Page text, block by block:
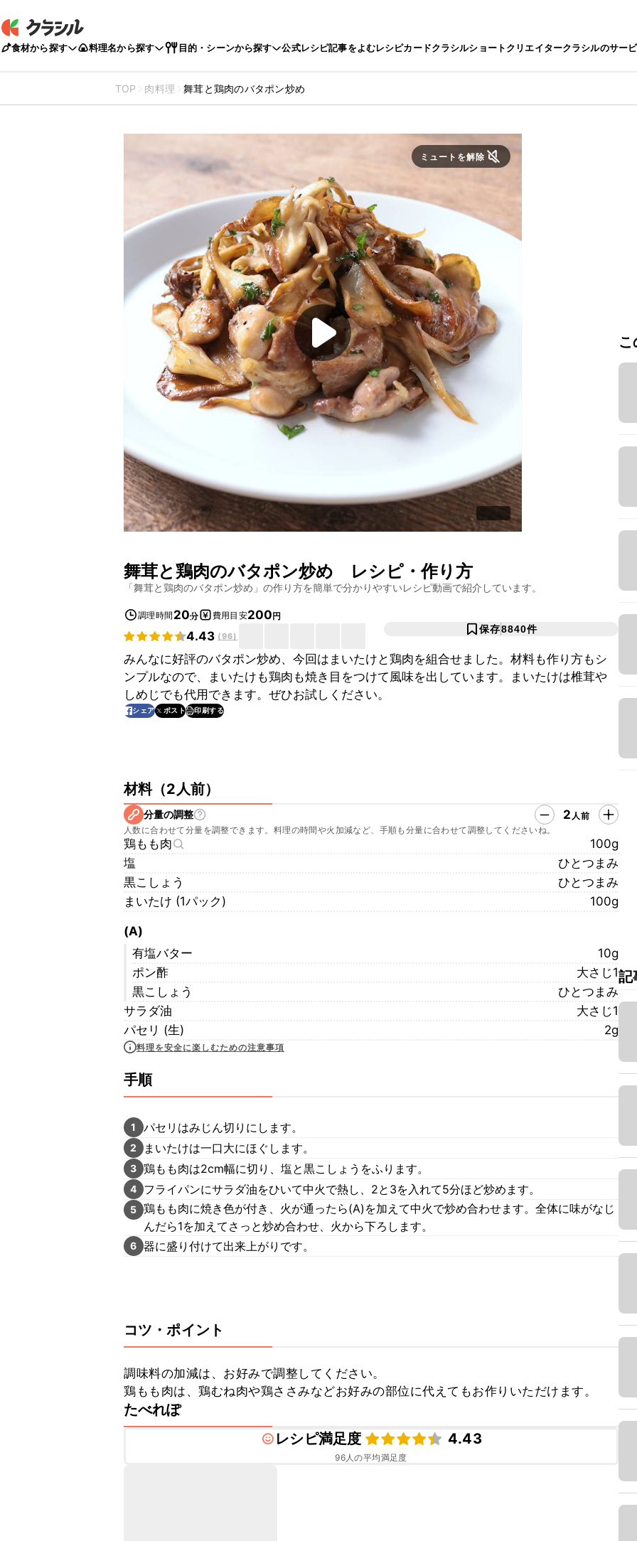
食材から探す 料理名から探す 目的・シーンから探す 公式レシピ記事をよむレシピカードクラシルショートクリエイタークラシルのサー
TOP 肉料理 舞茸と鶏肉のバタポン炒め
ミュートを解除
舞茸と鶏肉のバタポン炒め レシピ・作り方
「舞茸と鶏肉のバタポン炒め 」の作り方を簡単で分かりやすいレシピ動画で紹介しています。
調理時間 20分 費用目安200円
4.43 (96)
保存8840件
みんなに好評のバタポン炒め、今回はまいたけと鶏肉を組合せました。材料も作り方もシ
ンプルなので、まいたけも鶏肉も焼き目をつけて風味を出しています。まいたけは椎茸や
しめじでも代用できます。ぜひお試しください。
シェア ポスト 印刷する
材料（2人前）
分量の調整 2 人前
人数に合わせて分量を調整できます。料理の時間や火加減など、手順も分量に合わせて調整してくださいね。
鶏もも肉
100g
塩
ひとつまみ
黒こしょう
ひとつまみ
まいたけ (1パック)
100g
(A)
有塩バター
10g
ポン酢
大さじ1
黒こしょう
ひとつまみ
サラダ油
大さじ1
パセリ (生)
2g
料理を安全に楽しむための注意事項
手順
1 パセリはみじん切りにします。
2 まいたけは一口大にほぐします。
3 鶏もも肉は2cm幅に切り、塩と黒こしょうをふります。
4 フライパンにサラダ油をひいて中火で熱し、2と3を入れて5分ほど炒めます。
5 鶏もも肉に焼き色が付き、火が通ったら(A)を加えて中火で炒め合わせます。全体に味がなじ
んだら1を加えてさっと炒め合わせ、火から下ろします。
6 器に盛り付けて出来上がりです。
コツ・ポイント
調味料の加減は、お好みで調整してください。
鶏もも肉は、鶏むね肉や鶏ささみなどお好みの部位に代えてもお作りいただけます。
たべれぽ
レシピ満足度
4.43
96人の平均満足度
記